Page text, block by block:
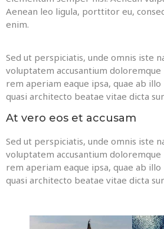
Aenean leo ligula, porttitor eu,
enim.
Sed ut perspiciatis, unde omnis iste
voluptatem accusantium
rem aperiam eaque ipsa, quae ab
quasi architecto beatae vitae dicta
At vero eos et accusam
Sed ut perspiciatis, unde omnis iste
voluptatem accusantium
rem aperiam eaque ipsa, quae ab
quasi architecto beatae vitae dicta